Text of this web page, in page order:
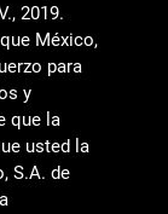
2019.
México,
para
y
que la
usted la
S.A. de